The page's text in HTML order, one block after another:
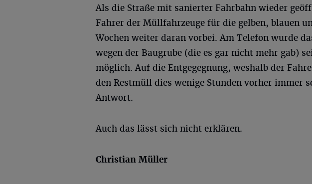
Als die Straße mit sanierter Fahrbahn wieder
Fahrer der Müllfahrzeuge für die gelben, blauen
Wochen weiter daran vorbei. Am Telefon wurde
wegen der Baugrube (die es gar nicht mehr gab)
möglich. Auf die Entgegegnung, weshalb der
den Restmüll dies wenige Stunden vorher immer
Antwort.
Auch das lässt sich nicht erklären.
Christian Müller